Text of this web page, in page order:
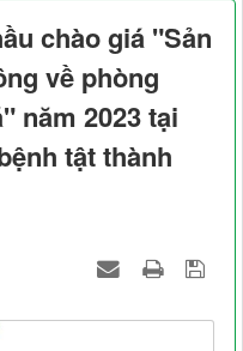
chào giá "Sản
về phòng
năm 2023 tại
tật thành